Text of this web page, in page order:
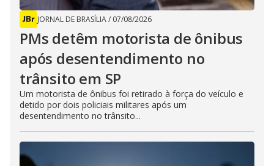
JORNAL DE BRASÍLIA/ 07/08/2026
PMs detêm motorista de ônibus
após desentendimento no
trânsito em SP
Um motorista de ônibus foi retirado à força do veículo e
detido por dois policiais militares após um
desentendimento no trânsito...